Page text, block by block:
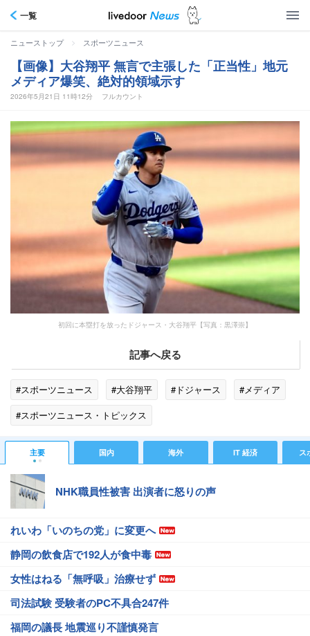
一覧
ニューストップ > スポーツニュース
【画像】大谷翔平 無言で主張した「正当性」地元
メディア爆笑、絶対的領域示す
2026年5月21日 11時12分 フルカウント
初回に本塁打を放ったドジャース・大谷翔平【写真：黒澤崇】
記事へ戻る
#スポーツニュース #大谷翔平 #ドジャース
#メディア
#スポーツニュース・トピックス
主要 国内 海外 IT 経済 ス
NHK職員性被害 出演者に怒りの声
れいわ「いのちの党」に変更へ
静岡の飲食店で192人が食中毒
女性はねる「無呼吸」治療せず
司法試験 受験者のPC不具合247件
福岡の議長 地震巡り不謹慎発言